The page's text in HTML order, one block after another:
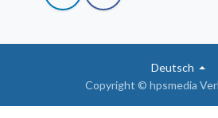
Copyright © hpsmedia
Deutsch